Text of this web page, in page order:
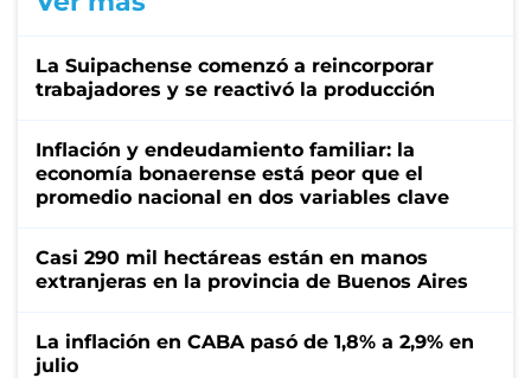
La Suipachense comenzó a reincorporar
trabajadores y se reactivó la producción
Inflación y endeudamiento familiar: la
economía bonaerense está peor que el
promedio nacional en dos variables clave
Casi 290 mil hectáreas están en manos
extranjeras en la provincia de Buenos Aires
La inflación en CABA pasó de 1,8% a 2,9% en
julio